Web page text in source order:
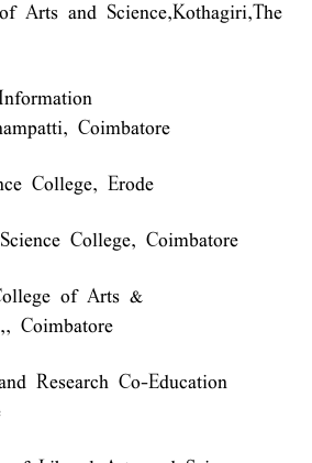
Arts and Science,Kothagiri,The
Coimbatore
College, Erode
College, Coimbatore
of Arts &
Coimbatore
Research Co-Education